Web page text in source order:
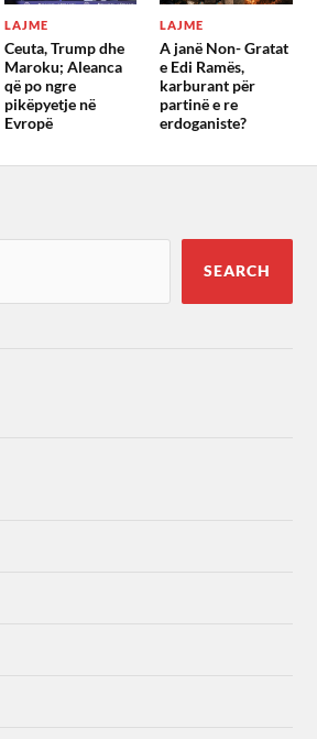
LAJME
Ceuta, Trump dhe
Maroku; Aleanca
që po ngre
pikëpyetje në
Evropë
LAJME
A janë Non- Gratat
e Edi Ramës,
karburant për
partinë e re
erdoganiste?
SEARCH